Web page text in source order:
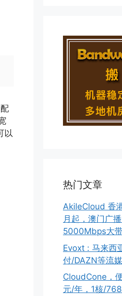
以
热门文章
AkileCloud 香
月起，澳门广
5000Mbps大
Evoxt : 马来西
付/DAZN等流
CloudCone，
元/年，1核/